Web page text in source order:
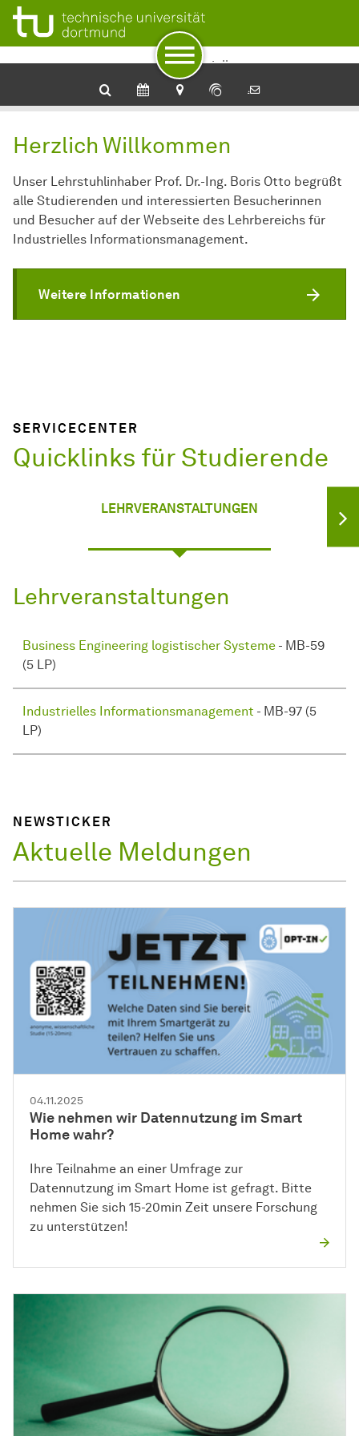
Zur Navigation
Zum Schnellzugriff
Zum Fuß der Seite mit weiteren Services
Zum Inhalt
Zur Startseite
Industrielles
Informationsmanagement
Herzlich Willkommen
Unser Lehrstuhlinhaber Prof. Dr.-Ing. Boris Otto begrüßt
alle Studierenden und interessierten Besucherinnen
und Besucher auf der Webseite des Lehrbereichs für
Industrielles Informationsmanagement.
Weitere Informationen
SERVICECENTER
Quicklinks für Studierende
LEHRVERANSTALTUNGEN
Lehrveranstaltungen
Business Engineering logistischer Systeme - MB-59
(5 LP)
Industrielles Informationsmanagement - MB-97 (5
LP)
NEWSTICKER
Aktuelle Meldungen
04.11.2025
Wie nehmen wir Datennutzung im Smart
Home wahr?
Ihre Teilnahme an einer Umfrage zur
Datennutzung im Smart Home ist gefragt. Bitte
nehmen Sie sich 15-20min Zeit unsere Forschung
zu unterstützen!